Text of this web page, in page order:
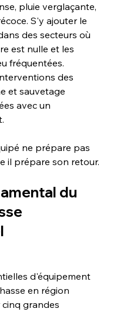
pluie verglaçante,
S'y ajouter le
des secteurs où
est nulle et les
fréquentées.
des
et sauvetage
avec un
ne prépare pas
il prépare son retour.
du
d'équipement
en région
grandes